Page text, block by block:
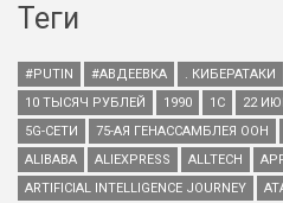
Теги
#PUTIN #АВДЕЕВКА . КИБЕРАТАКИ
10 ТЫСЯЧ РУБЛЕЙ
1990 1С 22
5G-СЕТИ
75-АЯ ГЕНАССАМБЛЕЯ ООН
ALIBABA
ALIEXPRESS ALLTECH
ARTIFICIAL INTELLIGENCE JOURNEY